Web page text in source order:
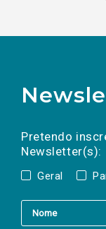
Pretendo
Newsletter(s):
Geral
a(s)
mail